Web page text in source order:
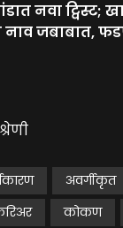
नवा ट्विस्ट;
जबाबात,
अवर्गीकृत
कोकण